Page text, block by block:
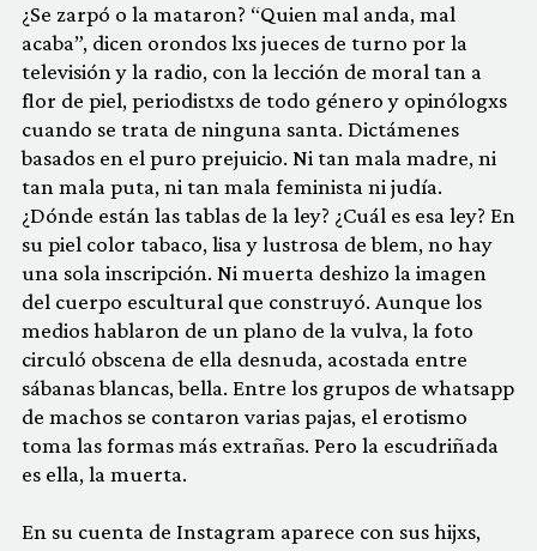
¿Se zarpó o la mataron? “Quien mal anda, mal
acaba”, dicen orondos lxs jueces de turno por la
televisión y la radio, con la lección de moral tan a
flor de piel, periodistxs de todo género y opinólogxs
cuando se trata de ninguna santa. Dictámenes
basados en el puro prejuicio. Ni tan mala madre, ni
tan mala puta, ni tan mala feminista ni judía.
¿Dónde están las tablas de la ley? ¿Cuál es esa ley? En
su piel color tabaco, lisa y lustrosa de blem, no hay
una sola inscripción. Ni muerta deshizo la imagen
del cuerpo escultural que construyó. Aunque los
medios hablaron de un plano de la vulva, la foto
circuló obscena de ella desnuda, acostada entre
sábanas blancas, bella. Entre los grupos de whatsapp
de machos se contaron varias pajas, el erotismo
toma las formas más extrañas. Pero la escudriñada
es ella, la muerta.
En su cuenta de Instagram aparece con sus hijxs,